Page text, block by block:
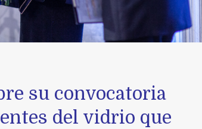
su convocatoria
del vidrio que